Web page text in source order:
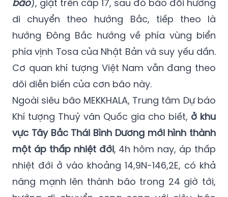
hướng Đông Bắc hướng về phía vùng biển
phía vịnh Tosa của Nhật Bản và suy yếu dần.
Cơ quan khí tượng Việt Nam vẫn đang theo
dõi diễn biến của cơn bão này.
Ngoài siêu bão MEKKHALA, Trung tâm Dự báo
Khí tượng Thuỷ văn Quốc gia cho biết,
vực Tây Bắc Thái Bình Dương mới hình thành
một áp thấp nhiệt đới, 4h hôm nay, áp thấp
nhiệt đới ở vào khoảng 14,9N-146,2E, có khả
năng mạnh lên thành bão trong 24 giờ tới,
hướng di chuyển song song với siêu bão
MEKKHALA và cũng không di chuyển vào Biển